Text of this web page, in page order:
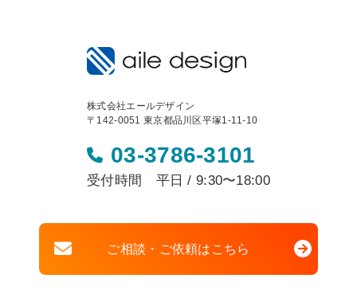
株式会社エールデザイン
〒142-0051 東京都品川区平塚1-11-10
03-3786-3101
受付時間 平日 / 9:30〜18:00
ご相談・ご依頼はこちら